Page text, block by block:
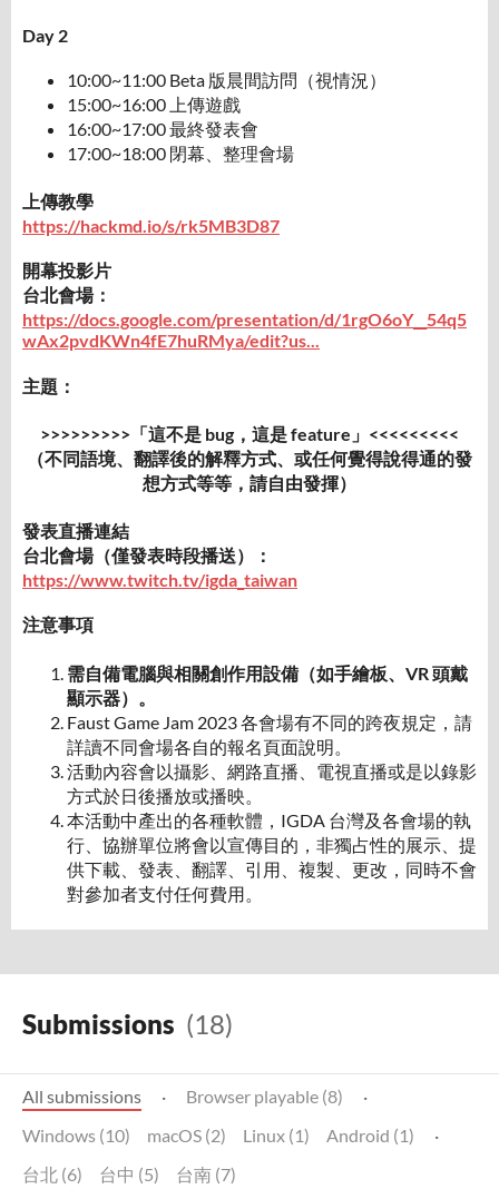
Day 2
10:00~11:00 Beta 版晨間訪問（視情況）
15:00~16:00 上傳遊戲
16:00~17:00 最終發表會
17:00~18:00 閉幕、整理會場
上傳教學
https://hackmd.io/s/rk5MB3D87
開幕投影片
台北會場：
https://docs.google.com/presentation/d/1rgO6oY__54q5
wAx2pvdKWn4fE7huRMya/edit?us...
主題：
>>>>>>>>>「這不是 bug，這是 feature」<<<<<<<<<
（不同語境、翻譯後的解釋方式、或任何覺得說得通的發
想方式等等，請自由發揮）
發表直播連結
台北會場（僅發表時段播送）：
https://www.twitch.tv/igda_taiwan
注意事項
需自備電腦與相關創作用設備（如手繪板、VR 頭戴
顯示器）。
Faust Game Jam 2023 各會場有不同的跨夜規定，請
詳讀不同會場各自的報名頁面說明。
活動內容會以攝影、網路直播、電視直播或是以錄影
方式於日後播放或播映。
本活動中產出的各種軟體，IGDA 台灣及各會場的執
行、協辦單位將會以宣傳目的，非獨占性的展示、提
供下載、發表、翻譯、引用、複製、更改，同時不會
對參加者支付任何費用。
Submissions (18)
All submissions · Browser playable (8)
·
Windows (10)
macOS (2) Linux (1) Android (1)
·
台北 (6)
台中 (5) 台南 (7)